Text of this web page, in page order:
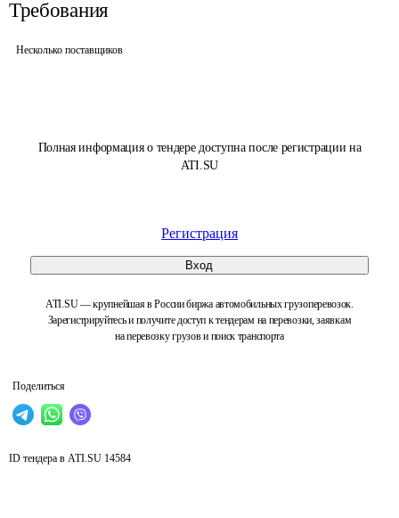
Полная информация о тендере доступна после регистрации на
ATI.SU
Регистрация
Вход
ATI.SU — крупнейшая в России биржа автомобильных грузоперевозок.
Зарегистрируйтесь и получите доступ к тендерам на перевозки, заявкам
на перевозку грузов и поиск транспорта
Поделиться
Требования
Несколько поставщиков
ID тендера в ATI.SU 14584